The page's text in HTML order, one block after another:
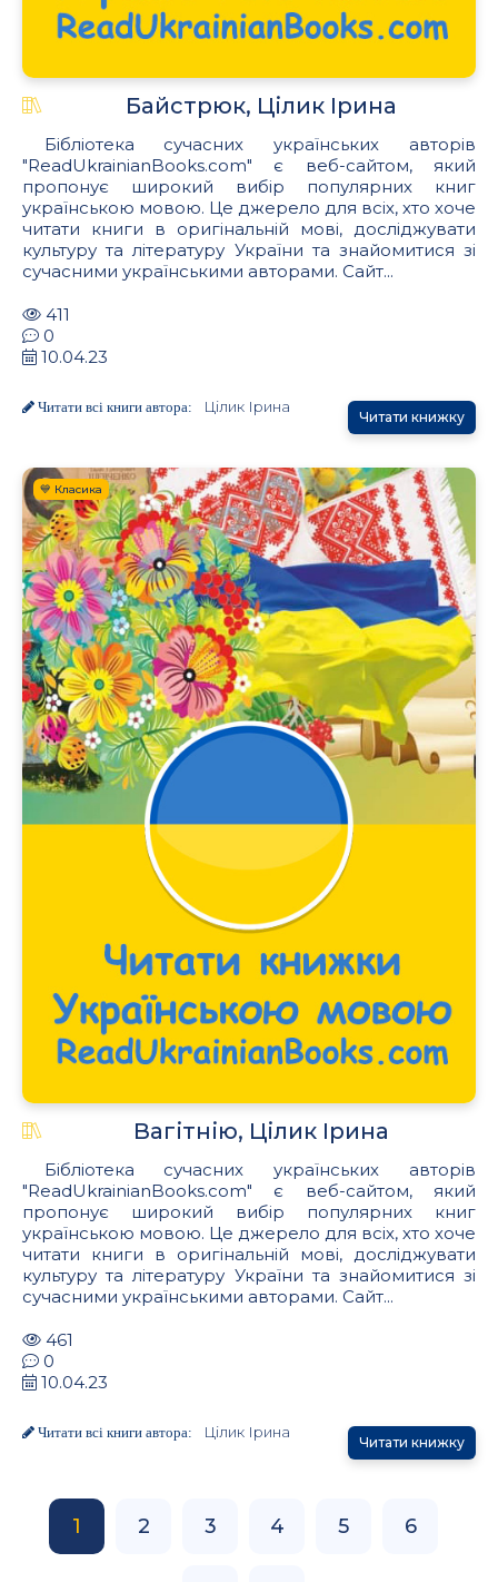
Байстрюк, Цілик Ірина
Бібліотека сучасних українських авторів
"ReadUkrainianBooks.com" є веб-сайтом, який
пропонує широкий вибір популярних книг
українською мовою. Це джерело для всіх, хто хоче
читати книги в оригінальній мові, досліджувати
культуру та літературу України та знайомитися зі
сучасними українськими авторами. Сайт...
411
0
10.04.23
Читати всі книги автора: Цілик Ірина
Читати книжку
💙 Класика
Вагітнію, Цілик Ірина
Бібліотека сучасних українських авторів
"ReadUkrainianBooks.com" є веб-сайтом, який
пропонує широкий вибір популярних книг
українською мовою. Це джерело для всіх, хто хоче
читати книги в оригінальній мові, досліджувати
культуру та літературу України та знайомитися зі
сучасними українськими авторами. Сайт...
461
0
10.04.23
Читати всі книги автора: Цілик Ірина
Читати книжку
1 2 3 4 5 6